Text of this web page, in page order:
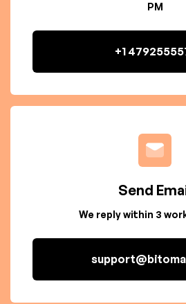
PM
+1
Send
We reply within 3